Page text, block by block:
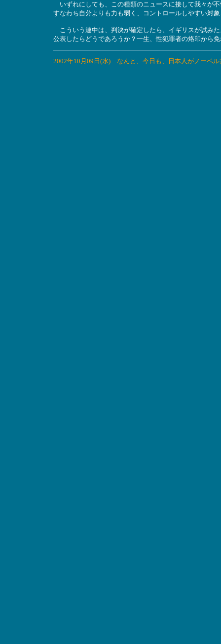
いずれにしても、この種類のニュースに接して我々が
すなわち自分よりも力も弱く、コントロールしやすい対
こういう連中は、判決が確定したら、イギリスが試み
公表したらどうであろうか？一生、性犯罪者の烙印から
2002年10月09日(水) なんと、今日も、日本人がノーベル